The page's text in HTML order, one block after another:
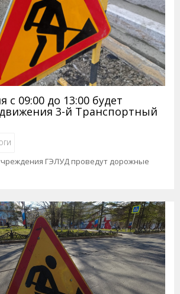
с 09:00 до 13:00 будет
3-й Транспортный
ГЭЛУД проведут дорожные